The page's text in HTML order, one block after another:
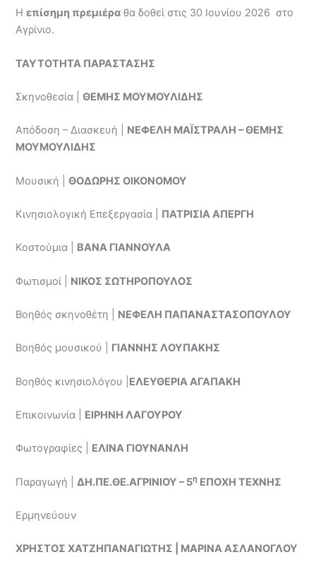
Ηεπίσημη πρεμιέραθα δοθεί στις 30 Ιουνίου 2026 στο
Αγρίνιο.
ΤΑΥΤΟΤΗΤΑ ΠΑΡΑΣΤΑΣΗΣ
Σκηνοθεσία |ΘΕΜΗΣ ΜΟΥΜΟΥΛΙΔΗΣ
Απόδοση – Διασκευή | ΝΕΦΕΛΗ ΜΑΪΣΤΡΑΛΗ–ΘΕΜΗΣ
ΜΟΥΜΟΥΛΙΔΗΣ
Μουσική |ΘΟΔΩΡΗΣ ΟΙΚΟΝΟΜΟΥ
Κινησιολογική Επεξεργασία | ΠΑΤΡΙΣΙΑ ΑΠΕΡΓΗ
Κοστούμια | ΒΑΝΑ ΓΙΑΝΝΟΥΛΑ
Φωτισμοί | ΝΙΚΟΣ ΣΩΤΗΡΟΠΟΥΛΟΣ
Βοηθός σκηνοθέτη | ΝΕΦΕΛΗ ΠΑΠΑΝΑΣΤΑΣΟΠΟΥΛΟΥ
Βοηθός μουσικού | ΓΙΑΝΝΗΣ ΛΟΥΠΑΚΗΣ
Βοηθός κινησιολόγου | ΕΛΕΥΘΕΡΙΑ ΑΓΑΠΑΚΗ
Επικοινωνία | ΕΙΡΗΝΗ ΛΑΓΟΥΡΟΥ
Φωτογραφίες | ΕΛΙΝΑ ΓΙΟΥΝΑΝΛΗ
Παραγωγή |ΔΗ.ΠΕ.ΘΕ.ΑΓΡΙΝΙΟΥ – 5η ΕΠΟΧΗ ΤΕΧΝΗΣ
Ερμηνεύουν
ΧΡΗΣΤΟΣ ΧΑΤΖΗΠΑΝΑΓΙΩΤΗΣ | ΜΑΡΙΝΑ ΑΣΛΑΝΟΓΛΟΥ